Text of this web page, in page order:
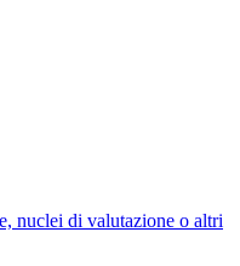
nuclei di valutazione o altri